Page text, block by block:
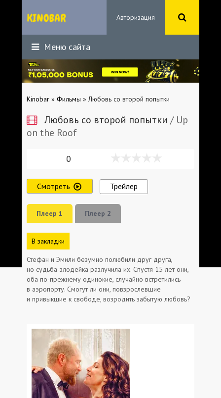
Авторизация
Меню сайта
Kinobar » Фильмы » Любовь со второй попытки
Любовь со второй попытки / Up
on the Roof
0
Смотреть Трейлер
Плеер 1 Плеер 2
В закладки
Стефан и Эмили безумно полюбили друг друга,
но судьба-злодейка разлучила их. Спустя 15 лет они,
оба по-прежнему одинокие, случайно встретились
в аэропорту. Смогут ли они, повзрослевшие
и привыкшие к свободе, возродить забытую любовь?